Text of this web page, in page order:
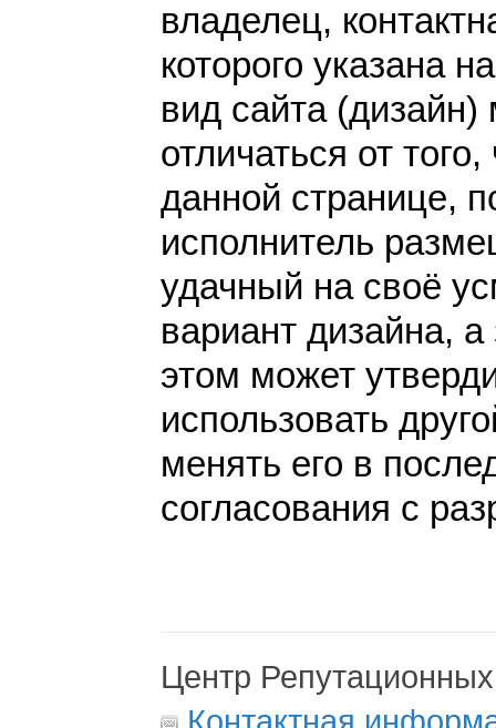
владелец,
которого указана
вид сайта (дизайн)
отличаться от
данной странице,
исполнитель
удачный на своё
вариант дизайна, а
этом может
использовать
менять его в
согласования с
Центр